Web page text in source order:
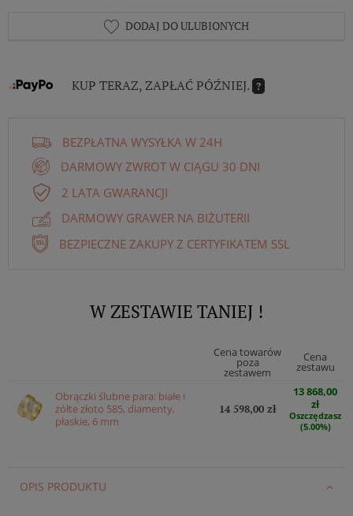
DODAJ DO ULUBIONYCH
KUP TERAZ, ZAPŁAĆ PÓŹNIEJ. ?
BEZPŁATNA WYSYŁKA W 24H
DARMOWY ZWROT W CIĄGU 30 DNI
2 LATA GWARANCJI
DARMOWY GRAWER NA BIŻUTERII
BEZPIECZNE ZAKUPY Z CERTYFIKATEM SSL
W ZESTAWIE TANIEJ !
Cena towarów
poza
zestawem
Cena
zestawu
Obrączki ślubne para: białe i
żółte złoto 585, diamenty,
płaskie, 6 mm
14 598,00 zł
13 868,00
zł
Oszczędzasz
(5.00%)
OPIS PRODUKTU